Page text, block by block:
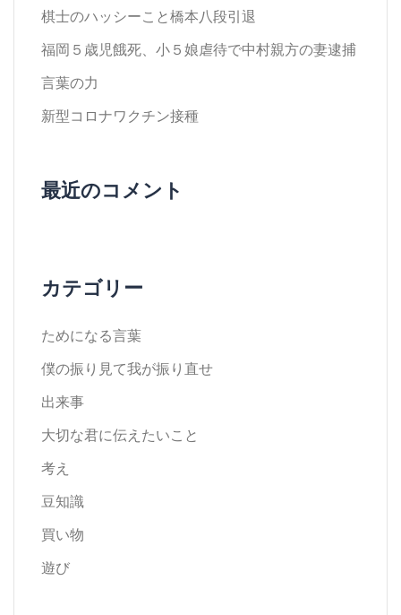
棋士のハッシーこと橋本八段引退
福岡５歳児餓死、小５娘虐待で中村親方の妻逮捕
言葉の力
新型コロナワクチン接種
最近のコメント
カテゴリー
ためになる言葉
僕の振り見て我が振り直せ
出来事
大切な君に伝えたいこと
考え
豆知識
買い物
遊び